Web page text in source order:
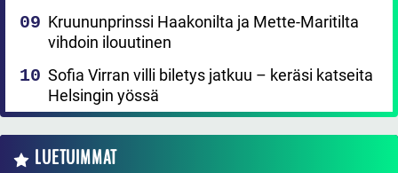
Kruununprinssi Haakonilta ja Mette-Maritilta
vihdoin ilouutinen
Sofia Virran villi biletys jatkuu – keräsi katseita
Helsingin yössä
LUETUIMMAT